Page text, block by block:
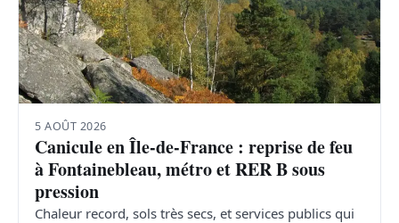
5 AOÛT 2026
Canicule en Île-de-France : reprise de feu
à Fontainebleau, métro et RER B sous
pression
Chaleur record, sols très secs, et services publics qui